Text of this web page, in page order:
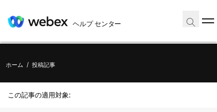
ヘルプ センター
ホーム / 投稿記事
この記事の適用対象: